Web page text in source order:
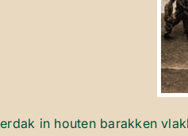
in houten barakken